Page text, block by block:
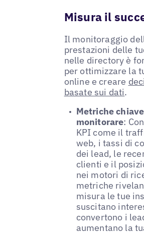
Misura il
Il monitoraggio
prestazioni delle
nelle directory è
per ottimizzare la
online e creare
basate sui dati.
Metriche
monitorare:
KPI come il
web, i tassi di
dei lead, le
clienti e il
nei motori di
metriche
misura le tue
suscitano
convertono i
aumentano la